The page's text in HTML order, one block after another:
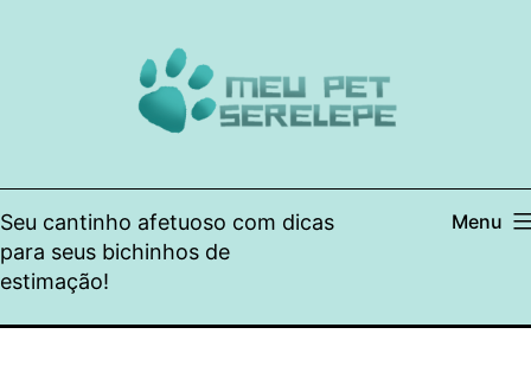
Seu cantinho afetuoso com dicas
para seus bichinhos de
estimação!
Menu